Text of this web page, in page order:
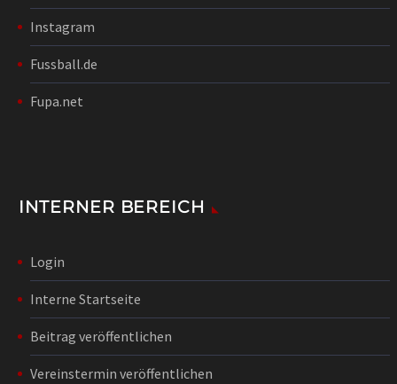
Instagram
Fussball.de
Fupa.net
INTERNER BEREICH
Login
Interne Startseite
Beitrag veröffentlichen
Vereinstermin veröffentlichen